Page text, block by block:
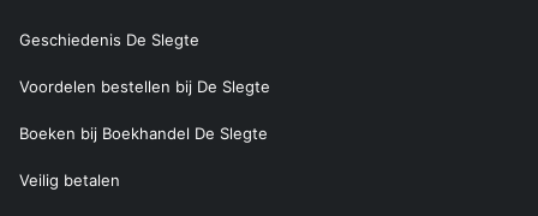
Geschiedenis De Slegte
Voordelen bestellen bij De Slegte
Boeken bij Boekhandel De Slegte
Veilig betalen